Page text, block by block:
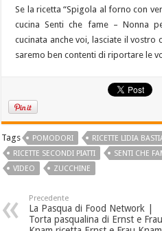
Se la ricetta “Spigola al forno con
cucina Senti che fame – Nonna
cucinata anche voi, lasciate il vostro
saremo ben contenti di riportare le
Tags POMODORI RICETTE LIDIA
RICETTE SECONDI PIATTI
SENTI CHE
VIDEO
ZUCCHINE
Precedente
La Pasqua di Food Network |
Torta pasqualina di Ernst e Frau